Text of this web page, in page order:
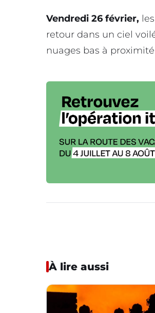
Vendredi 26 février,
retour dans un ciel
nuages bas à
À lire aussi